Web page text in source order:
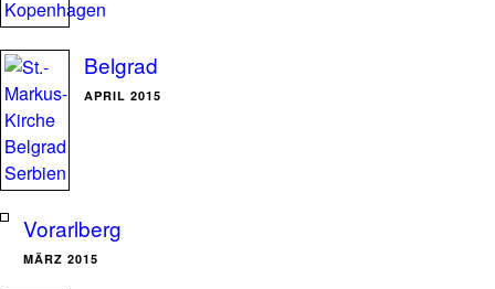
Belgrad
APRIL 2015
Vorarlberg
MÄRZ 2015